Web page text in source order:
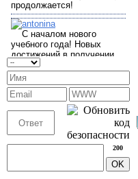
200